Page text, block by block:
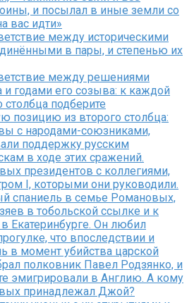
и посылал в иные земли со
вас идти»
между историческими
в пары, и степенью их
между решениями
и годами его созыва: к каждой
подберите
позицию из второго столбца:
с народами-союзниками,
поддержку русским
в ходе этих сражений.
президентов с коллегиями,
I, которыми они руководили.
спаниель в семье Романовых,
в тобольской ссылке и к
в Екатеринбурге. Он любил
что впоследствии и
в момент убийства царской
полковник Павел Родзянко, и
эмигрировали в Англию. А кому
принадлежал Джой?